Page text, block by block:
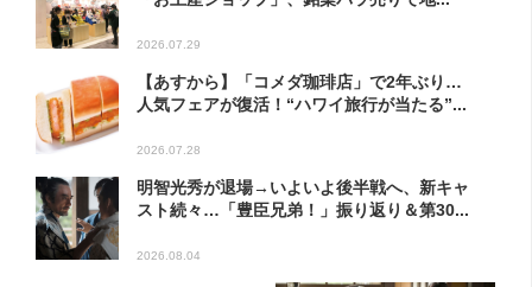
2026.07.29
【あすから】「コメダ珈琲店」で2年ぶり…
人気フェアが復活！“ハワイ旅行が当たる”...
2026.07.28
明智光秀が退場→いよいよ後半戦へ、新キャ
スト続々…「豊臣兄弟！」振り返り＆第30...
2026.08.04